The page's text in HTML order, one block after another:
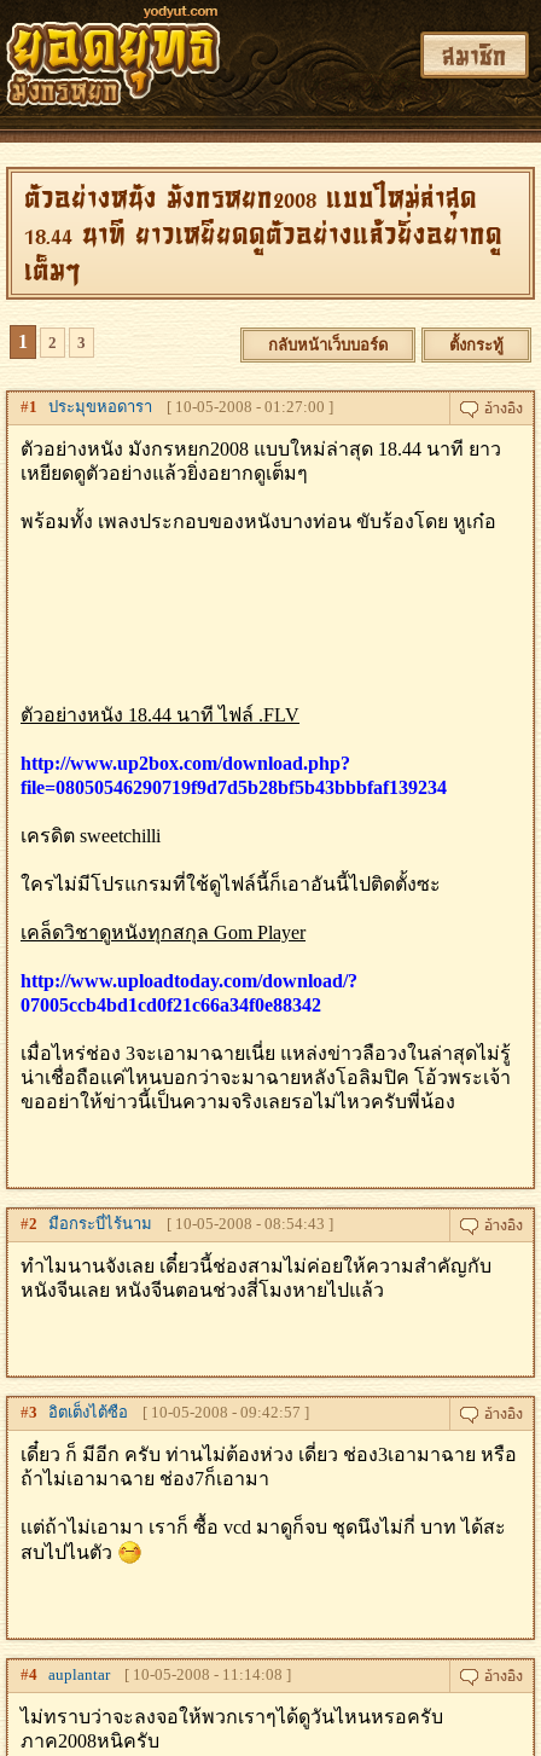
สมาชิก
ตัวอย่างหนัง มังกรหยก2008 แบบใหม่ล่าสุด
18.44 นาที ยาวเหยียดดูตัวอย่างแล้วยิ่งอยากดู
เต็มๆ
1 2 3 กลับหน้าเว็บบอร์ด ตั้งกระทู้
#1 ประมุขหอดารา [ 10-05-2008 - 01:27:00 ]
ตัวอย่างหนัง มังกรหยก2008 แบบใหม่ล่าสุด 18.44 นาที ยาว
เหยียดดูตัวอย่างแล้วยิ่งอยากดูเต็มๆ
พร้อมทั้ง เพลงประกอบของหนังบางท่อน ขับร้องโดย หูเก๋อ
ตัวอย่างหนัง 18.44 นาที ไฟล์ .FLV
http://www.up2box.com/download.php?
file=08050546290719f9d7d5b28bf5b43bbbfaf139234
เครดิต sweetchilli
ใครไม่มีโปรแกรมที่ใช้ดูไฟล์นี้ก็เอาอันนี้ไปติดตั้งซะ
เคล็ดวิชาดูหนังทุกสกุล Gom Player
http://www.uploadtoday.com/download/?
07005ccb4bd1cd0f21c66a34f0e88342
เมื่อไหร่ช่อง 3จะเอามาฉายเนี่ย แหล่งข่าวลือวงในล่าสุดไม่รู้
น่าเชื่อถือแค่ไหนบอกว่าจะมาฉายหลังโอลิมปิค โอ้วพระเจ้า
ขออย่าให้ข่าวนี้เป็นความจริงเลยรอไม่ไหวครับพี่น้อง
#2 มือกระบี่ไร้นาม [ 10-05-2008 - 08:54:43 ]
ทำไมนานจังเลย เดี๋ยวนี้ช่องสามไม่ค่อยให้ความสำคัญกับ
หนังจีนเลย หนังจีนตอนช่วงสี่โมงหายไปแล้ว
#3 อิตเต็งไต้ซือ [ 10-05-2008 - 09:42:57 ]
เดี๋ยว ก็ มีอีก ครับ ท่านไม่ต้องห่วง เดี่ยว ช่อง3เอามาฉาย หรือ
ถ้าไม่เอามาฉาย ช่อง7ก็เอามา
เเต่ถ้าไม่เอามา เราก็ ซื้อ vcd มาดูก็จบ ชุดนึงไม่กี่ บาท ได้สะ
สบไปไนตัว
#4 auplantar[ 10-05-2008 - 11:14:08 ]
ไม่ทราบว่าจะลงจอให้พวกเราๆได้ดูวันไหนหรอครับ
ภาค2008หนิครับ